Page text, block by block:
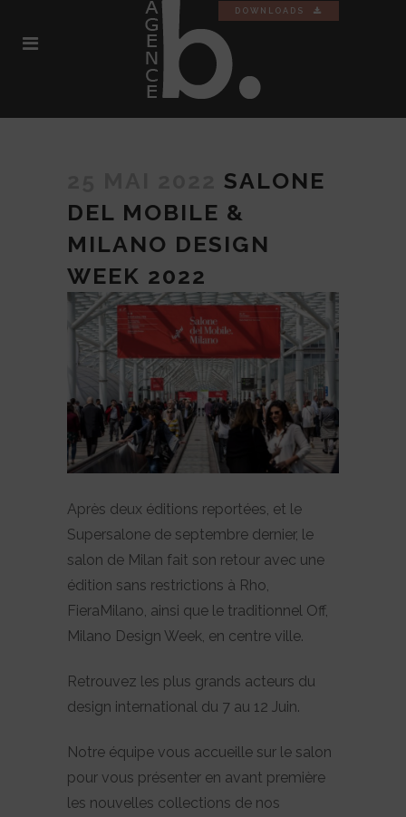
DOWNLOADS
SALONE
DEL MOBILE &
MILANO DESIGN
WEEK 2022
Après deux éditions reportées, et le
Supersalone de septembre dernier, le
salon de Milan fait son retour avec une
édition sans restrictions à Rho,
FieraMilano, ainsi que le traditionnel Off,
Milano Design Week, en centre ville.
Retrouvez les plus grands acteurs du
design international du 7 au 12 Juin.
Notre équipe vous accueille sur le salon
pour vous présenter en avant première
les nouvelles collections de nos